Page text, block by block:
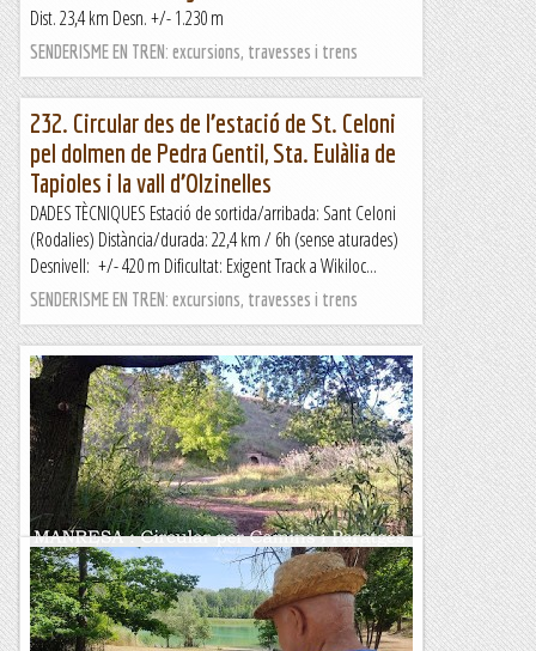
Dist. 23,4 km Desn. +/- 1.230 m
SENDERISME EN TREN: excursions, travesses i trens
232. Circular des de l’estació de St. Celoni
pel dolmen de Pedra Gentil, Sta. Eulàlia de
Tapioles i la vall d’Olzinelles
DADES TÈCNIQUES Estació de sortida/arribada: Sant Celoni
(Rodalies) Distància/durada: 22,4 km / 6h (sense aturades)
Desnivell: +/- 420 m Dificultat: Exigent Track a Wikiloc...
SENDERISME EN TREN: excursions, travesses i trens
Manresa : Circular per Camins i Paratges,
Divergents i Xulius